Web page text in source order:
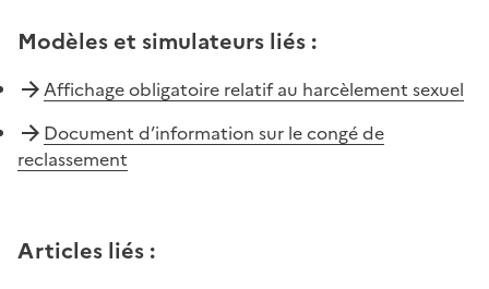
Modèles et simulateurs liés :
Affichage obligatoire relatif au harcèlement sexuel
Document d’information sur le congé de
reclassement
Articles liés :